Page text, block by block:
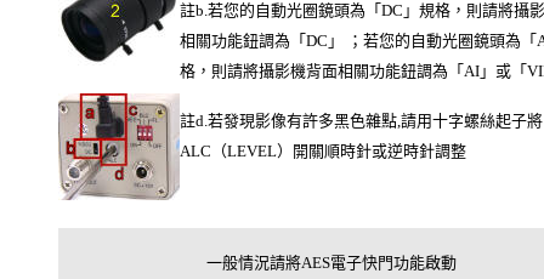
註b.若您的自動光圈鏡頭為「DC」規格，則請將攝
相關功能鈕調為「DC」 ；若您的自動光圈鏡頭為「
格，則請將攝影機背面相關功能鈕調為「AI」或「
註d.若發現影像有許多黑色雜點,請用十字螺絲起子將
ALC（LEVEL）開關順時針或逆時針調整
一般情況請將AES電子快門功能啟動